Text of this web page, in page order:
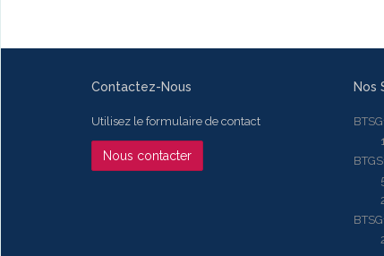
Contactez-Nous
Utilisez le formulaire de contact
Nous contacter
Nos
15,
51,
2,
28,